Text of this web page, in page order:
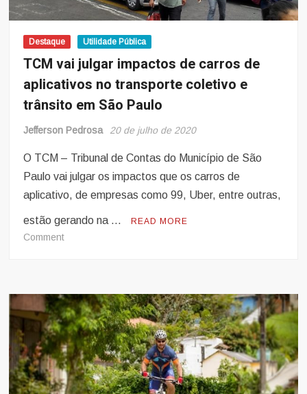
Destaque Utilidade Pública
TCM vai julgar impactos de carros de
aplicativos no transporte coletivo e
trânsito em São Paulo
Jefferson Pedrosa 20 de julho de 2020
O TCM – Tribunal de Contas do Município de São
Paulo vai julgar os impactos que os carros de
aplicativo, de empresas como 99, Uber, entre outras,
estão gerando na … READ MORE
Commenton
impactos
de
carros
de
aplicativos
no